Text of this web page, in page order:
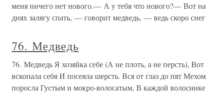
меня ничего нет нового.— А у тебя что нового?— Вот на
днях залягу спать, — говорит медведь, — ведь скоро снег
76. Медведь
76. Медведь Я хозяйка себе (А не плоть, а не персть), Вот
вскопала себя И посеяла шерсть. Вся от глаз до пят Мехом
поросла Густым и мокро-волосатым, В каждой волосинке